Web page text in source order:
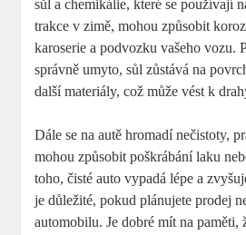
sůl a chemikálie, které se používají
trakce v zimě, mohou způsobit
karoserie a podvozku vašeho vozu.
správně umyto, sůl zůstává na
další materiály, což může vést k
Dále se na autě hromadí nečistoty,
mohou způsobit poškrábání laku
toho, čisté auto vypadá lépe a
je důležité, pokud plánujete prodej
automobilu. Je dobré mít na paměti,